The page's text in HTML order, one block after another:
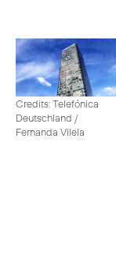
Credits: Telefónica
Deutschland /
Fernanda Vilela